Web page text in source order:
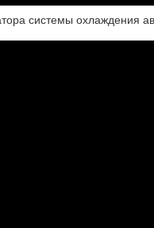
системы охлаждения